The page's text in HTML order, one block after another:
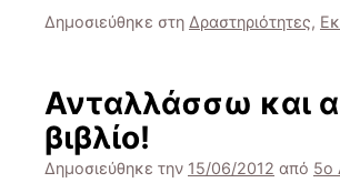
Δημοσιεύθηκε στη Δραστηριότητες,
Ανταλλάσσω και
βιβλίο!
Δημοσιεύθηκε την 15/06/2012 από 5ο